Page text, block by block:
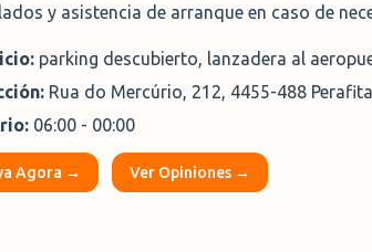
y asistencia de arranque en caso de
parking descubierto, lanzadera al
Rua do Mercúrio, 212, 4455-488
06:00 - 00:00
Agora → Ver Opiniones →